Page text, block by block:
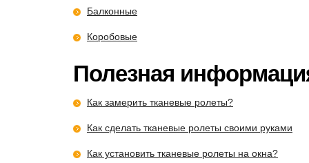
Балконные
Коробовые
Полезная
Как замерить тканевые ролеты?
Как сделать тканевые ролеты своими руками
Как установить тканевые ролеты на окна?